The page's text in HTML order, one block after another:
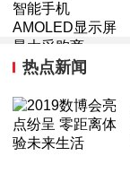
热点新闻